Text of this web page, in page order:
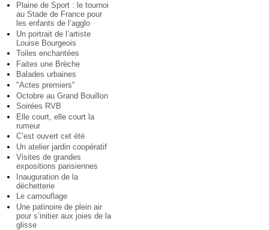
Plaine de Sport : le tournoi
au Stade de France pour
les enfants de l’agglo
Un portrait de l’artiste
Louise Bourgeois
Toiles enchantées
Faites une Brèche
Balades urbaines
"Actes premiers"
Octobre au Grand Bouillon
Soirées RVB
Elle court, elle court la
rumeur
C’est ouvert cet été
Un atelier jardin coopératif
Visites de grandes
expositions parisiennes
Inauguration de la
déchetterie
Le camouflage
Une patinoire de plein air
pour s’initier aux joies de la
glisse